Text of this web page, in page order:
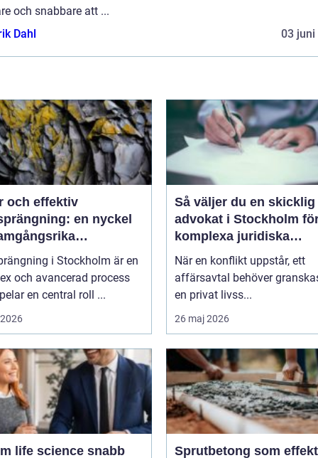
och snabbare att ...
Dahl
03 juni
och effektiv
en nyckel
i Stockholm är en
och avancerad process
en central roll ...
Så väljer du en skicklig
advokat i Stockholm
komplexa juridiska
utmaningar
När en konflikt uppstår, ett
affärsavtal behöver
en privat livss...
26 maj 2026
science snabb
Sprutbetong som